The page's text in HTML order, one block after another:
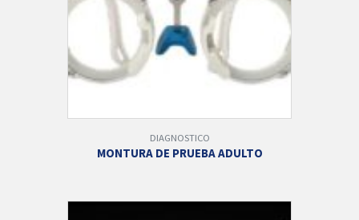
DIAGNOSTICO
MONTURA DE PRUEBA ADULTO